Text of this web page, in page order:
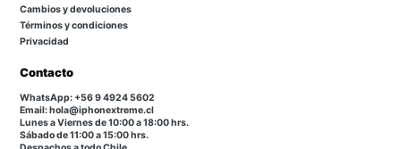
Cambios y devoluciones
Términos y condiciones
Privacidad
Contacto
WhatsApp: +56 9 4924 5602
Email: hola@iphonextreme.cl
Lunes a Viernes de 10:00 a 18:00 hrs.
Sábado de 11:00 a 15:00 hrs.